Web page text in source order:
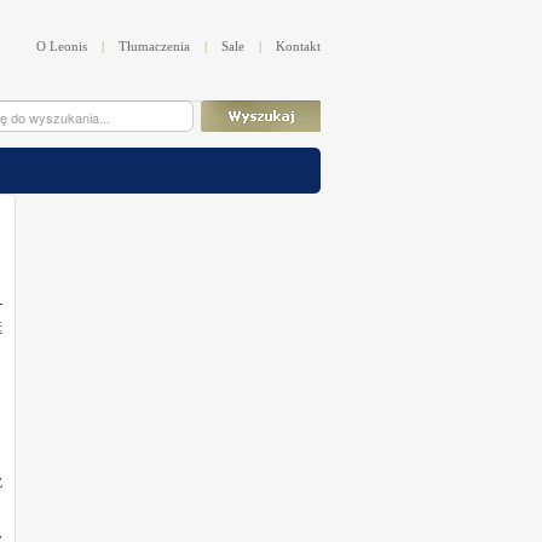
O Leonis | Tłumaczenia | Sale | Kontakt